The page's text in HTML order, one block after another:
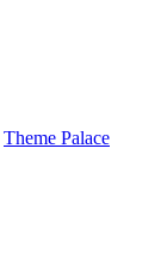
Theme Palace